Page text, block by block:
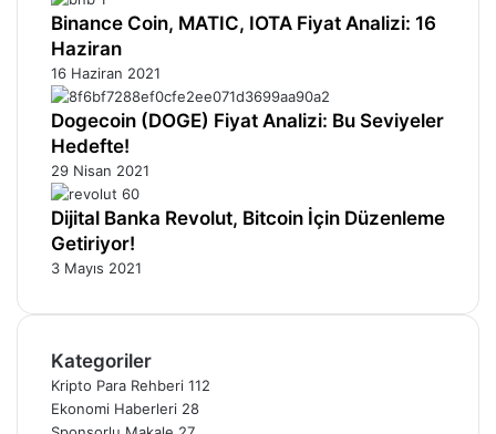
Binance Coin, MATIC, IOTA Fiyat Analizi: 16
Haziran
16 Haziran 2021
Dogecoin (DOGE) Fiyat Analizi: Bu Seviyeler
Hedefte!
29 Nisan 2021
Dijital Banka Revolut, Bitcoin İçin Düzenleme
Getiriyor!
3 Mayıs 2021
Kategoriler
Kripto Para Rehberi 112
Ekonomi Haberleri 28